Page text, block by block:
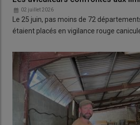
02 juillet 2026
Le 25 juin, pas moins de 72
étaient placés en vigilance rouge